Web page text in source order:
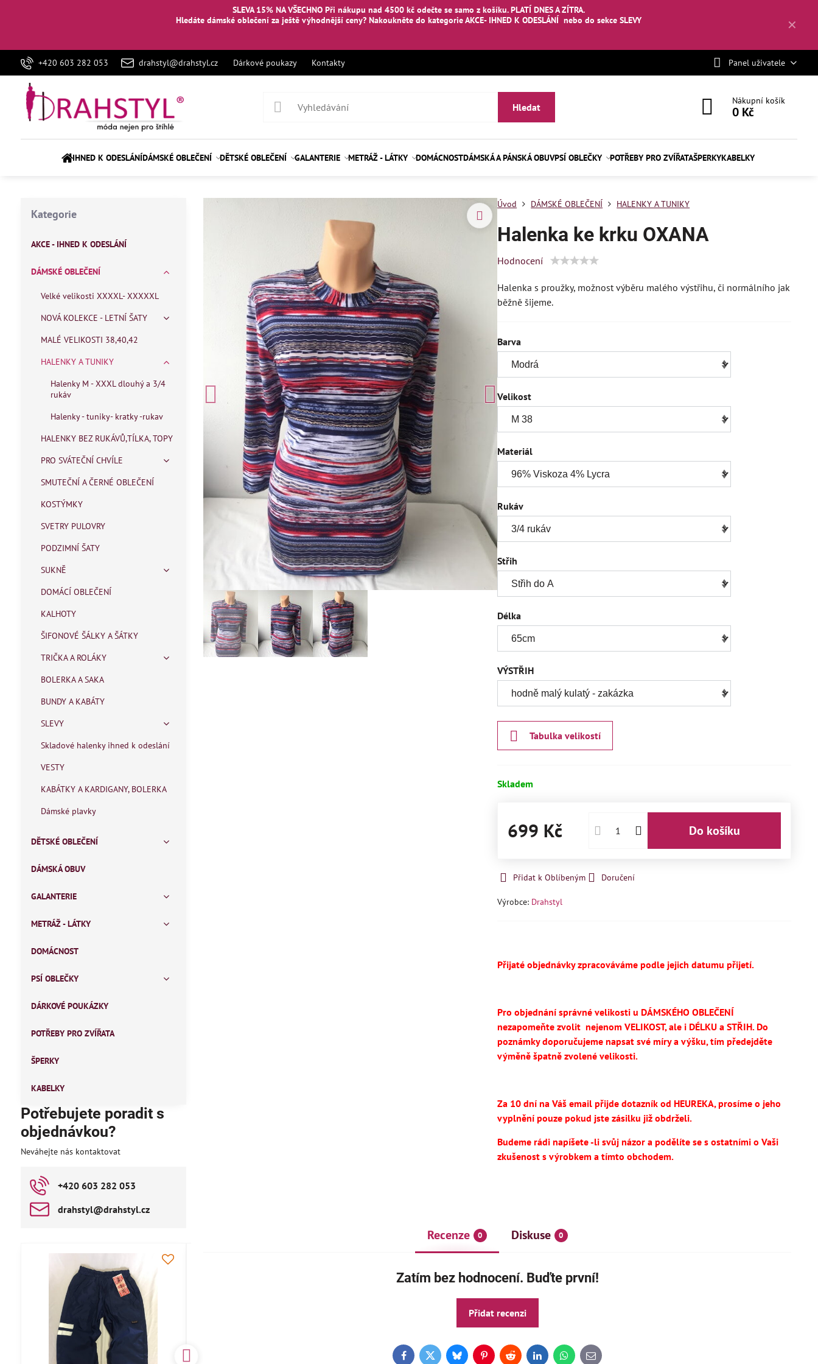
✕
SLEVA 15% NA VŠECHNO Při nákupu nad 4500 kč odečte se samo z košíku. PLATÍ DNES A ZÍTRA.
Hledáte dámské oblečení za ještě výhodnější ceny? Nakouknětedo kategorie AKCE- IHNED K ODESLÁNÍ nebodo sekce SLEVY
+420 603 282 053 drahstyl@drahstyl.cz Dárkové poukazy Kontakty Panel uživatele
Hledat
Nákupní košík
0 Kč
IHNED K ODESLÁNÍDÁMSKÉ OBLEČENÍ DĚTSKÉ OBLEČENÍ GALANTERIE METRÁŽ - LÁTKY DOMÁCNOSTDÁMSKÁ A PÁNSKÁ OBUVPSÍ OBLEČKY POTŘEBY PRO ZVÍŘATAŠPERKYKABELKY
Úvod DÁMSKÉ OBLEČENÍ HALENKY A TUNIKY
Halenka ke krku OXANA
Hodnocení
Halenka s proužky, možnost výběru malého výstřihu, či normálního jak
běžně šijeme.
Barva
Velikost
Materiál
Rukáv
Střih
Délka
VÝSTŘIH
Tabulka velikostí
Skladem
699 Kč Do košíku
Přidat k Oblíbeným Doručení
Výrobce: Drahstyl
Přijaté objednávky zpracováváme podle jejich datumu přijetí.
Pro objednání správné velikosti u DÁMSKÉHO OBLEČENÍ
nezapomeňte zvolitnejenom VELIKOST, ale i DÉLKU a STŘIH. Do
poznámky doporučujeme napsat své míry a výšku, tím předejděte
výměně špatně zvolené velikosti.
Za 10 dní na Váš email přijde dotazník od HEUREKA, prosíme o jeho
vyplnění pouze pokud jste zásilku již obdrželi.
Budeme rádi napíšete -li svůj názor a podělíte se s ostatními o Vaši
zkušenost s výrobkem a tímto obchodem.
Recenze 0 Diskuse 0
Zatím bez hodnocení. Buďte první!
Přidat recenzi
FacebookTwitterBlueskyPinterestRedditLinkedInWhatsApp
E-
Kategorie
AKCE - IHNED K ODESLÁNÍ
DÁMSKÉ OBLEČENÍ
Velké velikosti XXXXL- XXXXXL
NOVÁ KOLEKCE - LETNÍ ŠATY
MALÉ VELIKOSTI 38,40,42
HALENKY A TUNIKY
Halenky M - XXXL dlouhý a 3/4
rukáv
Halenky - tuniky- kratky -rukav
HALENKY BEZ RUKÁVŮ,TÍLKA, TOPY
PRO SVÁTEČNÍ CHVÍLE
SMUTEČNÍ A ČERNÉ OBLEČENÍ
KOSTÝMKY
SVETRY PULOVRY
PODZIMNÍ ŠATY
SUKNĚ
DOMÁCÍ OBLEČENÍ
KALHOTY
ŠIFONOVÉ ŠÁLKY A ŠÁTKY
TRIČKA A ROLÁKY
BOLERKA A SAKA
BUNDY A KABÁTY
SLEVY
Skladové halenky ihned k odeslání
VESTY
KABÁTKY A KARDIGANY, BOLERKA
Dámské plavky
DĚTSKÉ OBLEČENÍ
DÁMSKÁ OBUV
GALANTERIE
METRÁŽ - LÁTKY
DOMÁCNOST
PSÍ OBLEČKY
DÁRKOVÉ POUKÁZKY
POTŘEBY PRO ZVÍŘATA
ŠPERKY
KABELKY
Potřebujete poradit s
objednávkou?
Neváhejte nás kontaktovat
+420 603 282 053
drahstyl​@drahstyl​.cz